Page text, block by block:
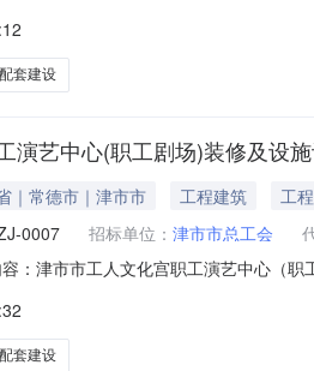
套建设
演艺中心(职工剧场)装修及设
｜常德市｜津市市 工程建筑
工程
0007 招标单位： 津市市总工会
：津市市工人文化宫职工演艺中心（
套建设